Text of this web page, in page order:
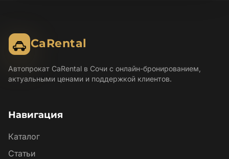
CaRental
Автопрокат CaRental в Сочи с онлайн-бронированием,
актуальными ценами и поддержкой клиентов.
Навигация
Каталог
Статьи